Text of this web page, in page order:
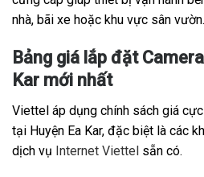
nhà, bãi xe hoặc khu vực sân vườn.
Bảng giá lắp đặt
Kar mới nhất
Viettel áp dụng chính sách giá
tại Huyện Ea Kar, đặc biệt là các
dịch vụ Internet Viettel sẵn có.